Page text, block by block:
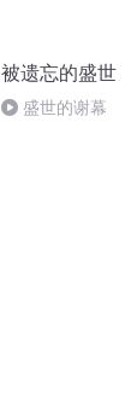
被遗忘的盛世
盛世的谢幕